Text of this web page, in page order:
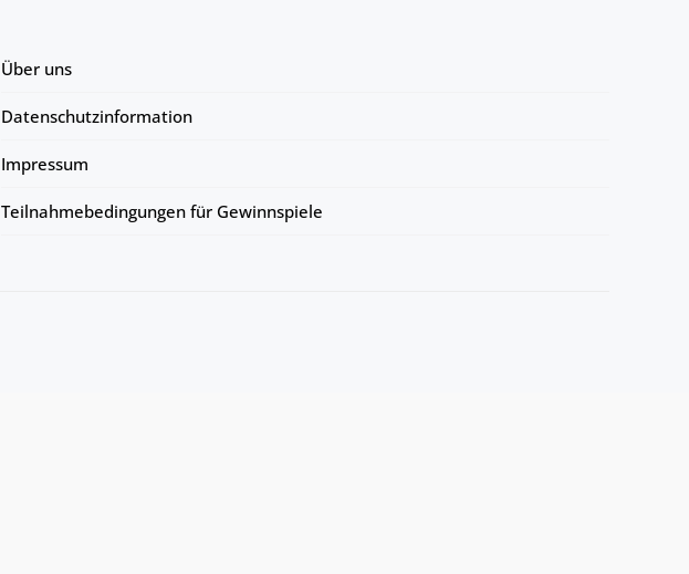
Über uns
Datenschutzinformation
Impressum
Teilnahmebedingungen für Gewinnspiele